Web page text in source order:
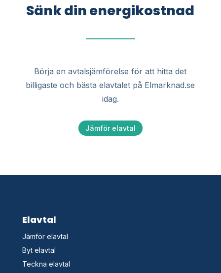
Sänk din energikostnad
Börja en avtalsjämförelse för att hitta det
billigaste och bästa elavtalet på Elmarknad.se
idag.
Jämför elavtal
Elavtal
Jämför elavtal
Byt elavtal
Teckna elavtal